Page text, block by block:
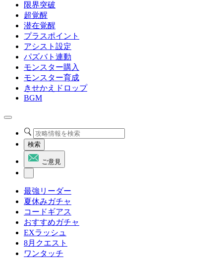
限界突破
超覚醒
潜在覚醒
プラスポイント
アシスト設定
パズバト連動
モンスター購入
モンスター育成
きせかえドロップ
BGM
検索
ご意見
最強リーダー
夏休みガチャ
コードギアス
おすすめガチャ
EXラッシュ
8月クエスト
ワンタッチ